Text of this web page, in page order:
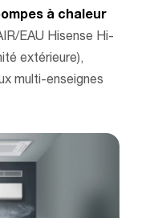
à chaleur
EAU Hisense Hi-
extérieure),
multi-enseignes